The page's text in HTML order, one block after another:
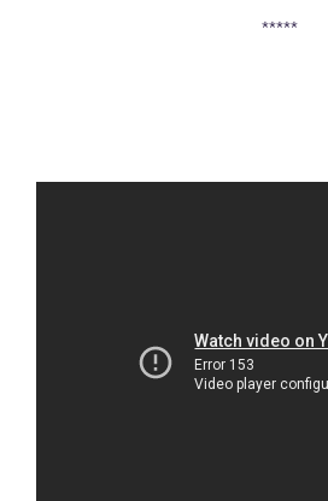
*****